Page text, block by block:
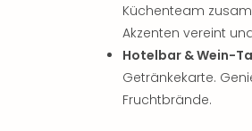
Küchenteam
Akzenten vereint
Hotelbar & Wein-
Getränkekarte.
Fruchtbrände.